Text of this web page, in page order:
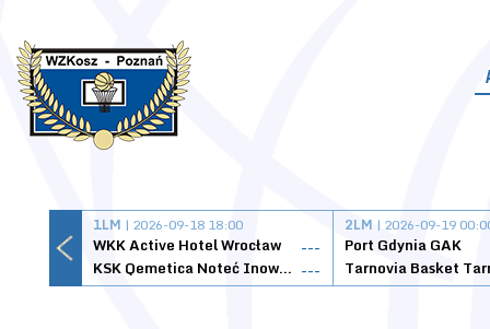
1LM | 2026-09-18 18:00
WKK Active Hotel Wrocław
---
KSK Qemetica Noteć Inowrocław ---
2LM | 2026-09-19
Port Gdynia GAK